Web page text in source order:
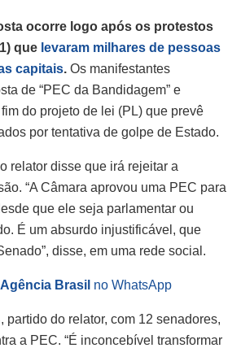
ocorre logo após os protestos
que levaram milhares de pessoas
capitais. Os manifestantes
de “PEC da Bandidagem” e
do projeto de lei (PL) que prevê
por tentativa de golpe de Estado.
relator disse que irá rejeitar a
“A Câmara aprovou uma PEC para
que ele seja parlamentar ou
É um absurdo injustificável, que
disse, em uma rede social.
Agência Brasil no WhatsApp
partido do relator, com 12 senadores,
a PEC. “É inconcebível transformar